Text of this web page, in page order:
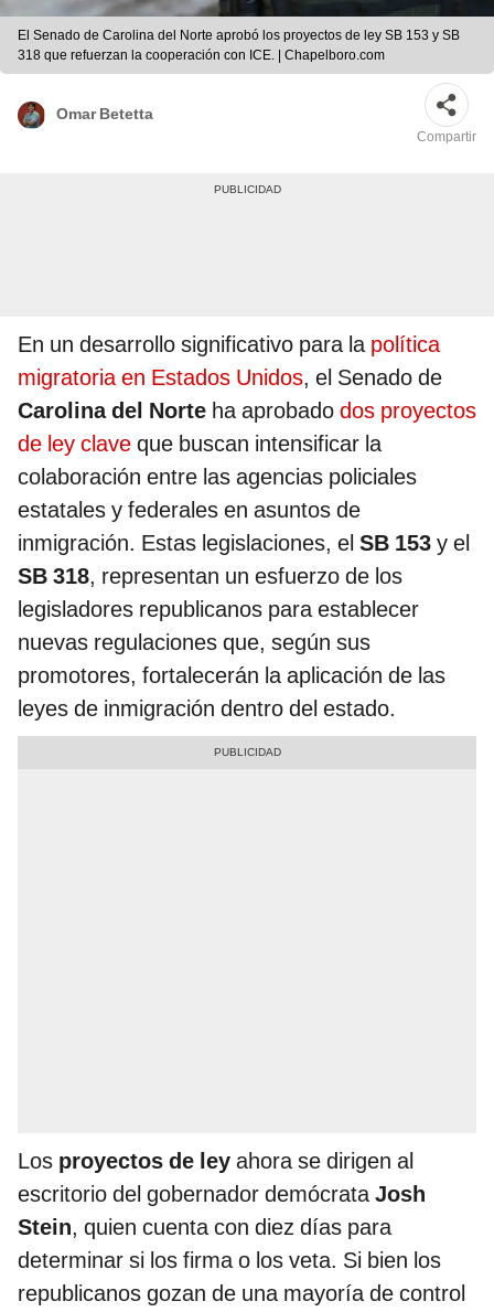
El Senado de Carolina del Norte aprobó los proyectos de ley SB 153 y SB
318 que refuerzan la cooperación con ICE. | Chapelboro.com
Omar Betetta
Compartir
En un desarrollo significativo para la política
migratoria en Estados Unidos, el Senado de
Carolina del Norte ha aprobado dos proyectos
de ley clave que buscan intensificar la
colaboración entre las agencias policiales
estatales y federales en asuntos de
inmigración. Estas legislaciones, el SB 153 y el
SB 318, representan un esfuerzo de los
legisladores republicanos para establecer
nuevas regulaciones que, según sus
promotores, fortalecerán la aplicación de las
leyes de inmigración dentro del estado.
Los proyectos de ley ahora se dirigen al
escritorio del gobernador demócrataJosh
Stein, quien cuenta con diez días para
determinar si los firma o los veta. Si bien los
republicanos gozan de una mayoría de control